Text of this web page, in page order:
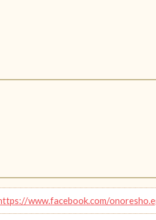
www.facebook.com/